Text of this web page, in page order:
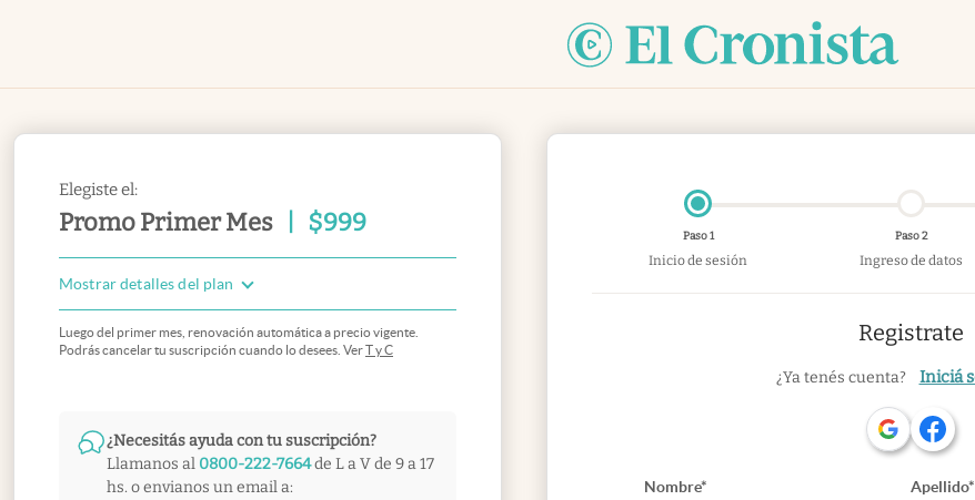
Elegiste el:
Promo Primer Mes $999
Mostrar detalles del plan
Luego del primer mes, renovación automática a precio vigente.
Podrás cancelar tu suscripción cuando lo desees. VerT y C
¿Necesitás ayuda con tu suscripción?
Llamanos al 0800-222-7664de L a V de 9 a 17
hs. o envianos un email a:
Paso 1
Inicio de sesión
Paso 2
Ingreso de datos
Registrate
¿Ya tenés cuenta? Iniciá
Nombre* Apellido*